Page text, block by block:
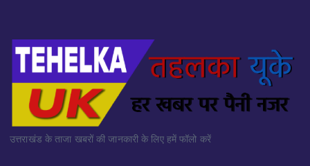
उत्तराखंड के ताजा खबरों की जानकारी के लिए हमें फॉलो करें